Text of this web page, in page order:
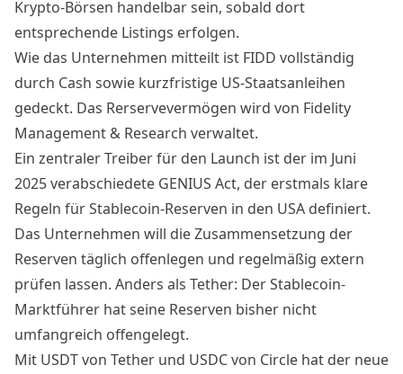
Krypto-Börsen handelbar sein, sobald dort
entsprechende Listings erfolgen.
Wie das Unternehmen mitteilt ist FIDD vollständig
durch Cash sowie kurzfristige US-Staatsanleihen
gedeckt. Das Rerservevermögen wird von Fidelity
Management & Research verwaltet.
Ein zentraler Treiber für den Launch ist der im Juni
2025verabschiedete GENIUS Act, der erstmals klare
Regeln für Stablecoin-Reserven in den USA definiert.
Das Unternehmen will die Zusammensetzung der
Reserven täglich offenlegen und regelmäßig extern
prüfen lassen. Anders als Tether: Der Stablecoin-
Marktführer hat seine Reserven bisher nicht
umfangreich offengelegt.
Mit USDT von Tether und USDC von Circle hat der neue